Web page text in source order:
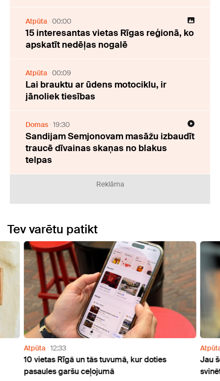
Atpūta 00:00
15 interesantas vietas Rīgas reģionā, ko
apskatīt nedēļas nogalē
Atpūta 00:09
Lai brauktu ar ūdens motociklu, ir
jānoliek tiesības
Domas 19:30
Sandijam Semjonovam masāžu izbaudīt
traucē dīvainas skaņas no blakus
telpas
Reklāma
Tev varētu patikt
Atpūta 12:33
10 vietas Rīgā un tās tuvumā, kur doties
pasaules garšu ceļojumā
Jau